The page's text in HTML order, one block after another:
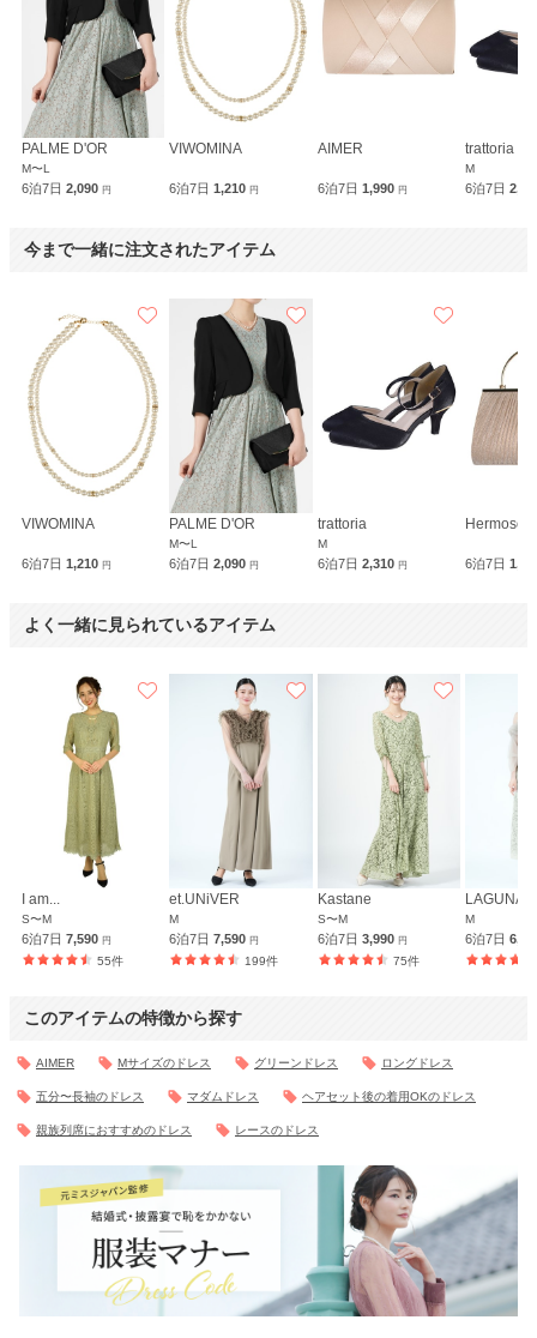
PALME D'OR
M〜L
6泊7日 2,090 円
VIWOMINA
6泊7日1,210円
AIMER
6泊7日 1,990 円
trattoria
M
6泊7日
今まで一緒に注文されたアイテム
VIWOMINA
6泊7日 1,210 円
PALME D'OR
M〜L
6泊7日2,090円
trattoria
M
6泊7日 2,310 円
Hermoso
6泊7日
よく一緒に見られているアイテム
I am...
S〜M
6泊7日 7,590 円
55件
et.UNiVER
M
6泊7日7,590円
199件
Kastane
S〜M
6泊7日 3,990 円
75件
M
6泊7日
このアイテムの特徴から探す
AIMER Mサイズのドレス グリーンドレス ロングドレス
五分〜長袖のドレス マダムドレス ヘアセット後の着用OKのドレス
親族列席におすすめのドレス レースのドレス